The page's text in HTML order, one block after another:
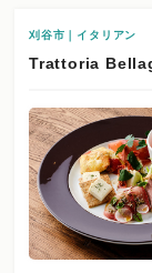
刈谷市｜イタリアン
Trattoria